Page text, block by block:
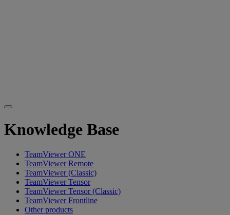
Knowledge Base
TeamViewer ONE
TeamViewer Remote
TeamViewer (Classic)
TeamViewer Tensor
TeamViewer Tensor (Classic)
TeamViewer Frontline
Other products